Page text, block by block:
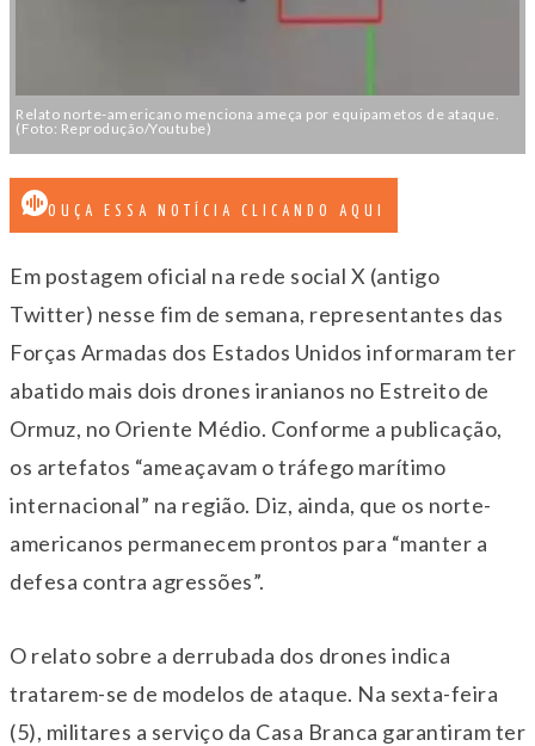
Relato norte-americano menciona ameça por equipametos de ataque.
(Foto: Reprodução/Youtube)
OUÇA ESSA NOTÍCIA CLICANDO AQUI
Em postagem oficial na rede social X (antigo
Twitter) nesse fim de semana, representantes das
Forças Armadas dos Estados Unidos informaram ter
abatido mais dois drones iranianos no Estreito de
Ormuz, no Oriente Médio. Conforme a publicação,
os artefatos “ameaçavam o tráfego marítimo
internacional” na região. Diz, ainda, que os norte-
americanos permanecem prontos para “manter a
defesa contra agressões”.
O relato sobre a derrubada dos drones indica
tratarem-se de modelos de ataque. Na sexta-feira
(5), militares a serviço da Casa Branca garantiram ter